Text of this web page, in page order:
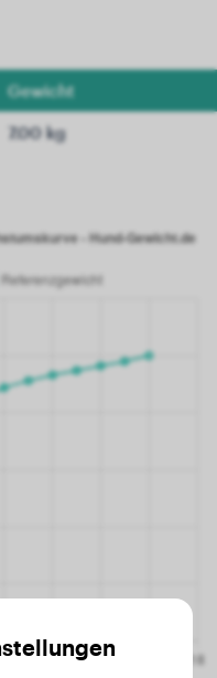
Gewicht
7.00 kg